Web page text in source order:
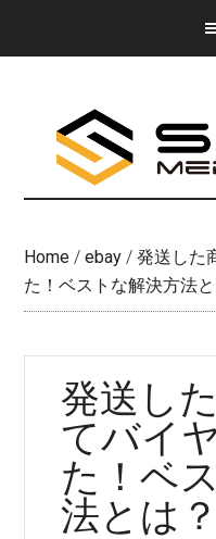
Home / ebay / 発送した
た！ベストな解決方法と
発送し
てバイ
た！ベ
法とは？